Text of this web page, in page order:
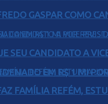
EM R$ 1 MI
GASPAR COMO
SEU CANDIDATO A
FAMÍLIA REFÉM,